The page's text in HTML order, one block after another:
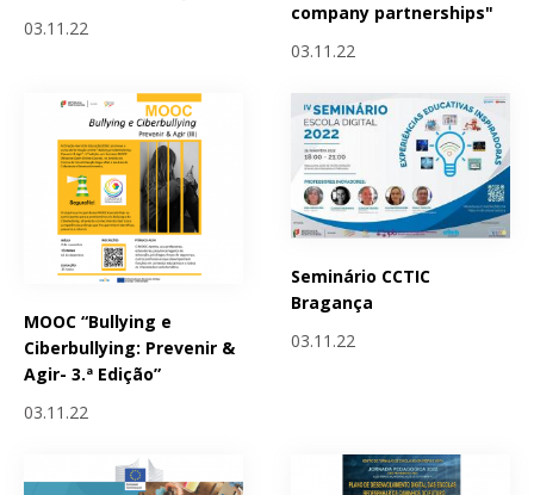
03.11.22
company partnerships"
03.11.22
MOOC “Bullying e
Ciberbullying: Prevenir &
Agir- 3.ª Edição”
03.11.22
Seminário CCTIC
Bragança
03.11.22